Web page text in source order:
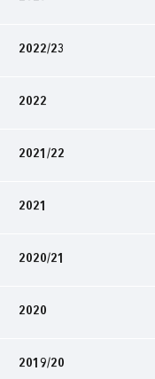
2022/23
2022
2021/22
2021
2020/21
2020
2019/20